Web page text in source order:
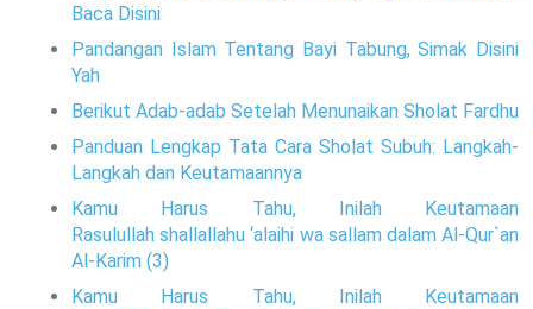
Baca Disini
Pandangan Islam Tentang Bayi Tabung, Simak Disini
Yah
Berikut Adab-adab Setelah Menunaikan Sholat Fardhu
Panduan Lengkap Tata Cara Sholat Subuh: Langkah-
Langkah dan Keutamaannya
Kamu Harus Tahu, Inilah Keutamaan
Rasulullah shallallahu ‘alaihi wa sallam dalam Al-Qur`an
Al-Karim (3)
Kamu Harus Tahu, Inilah Keutamaan